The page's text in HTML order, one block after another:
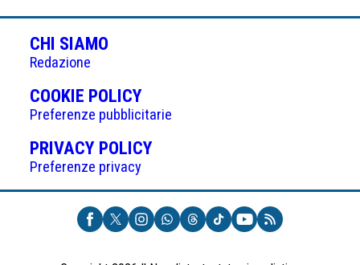
CHI SIAMO
Redazione
COOKIE POLICY(APRE
IN
UNA
NUOVA
Preferenze pubblicitarie
PRIVACY POLICY(APRE
UNA
NUOVA
SCHEDA)
Preferenze privacy